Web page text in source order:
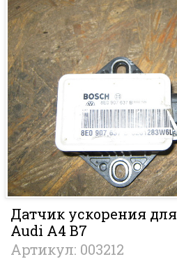
Датчик ускорения для
Audi A4 B7
Артикул: 003212